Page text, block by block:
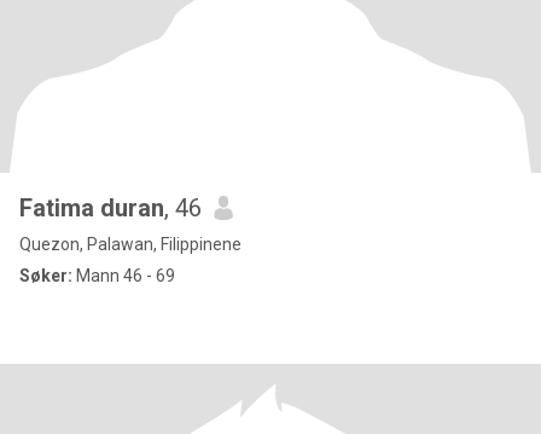
Fatima duran, 46
Quezon, Palawan, Filippinene
Søker: Mann 46 - 69